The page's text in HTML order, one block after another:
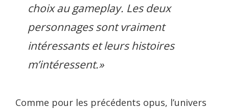
choix au gameplay. Les deux
personnages sont vraiment
intéressants et leurs histoires
m’intéressent.»
Comme pour les précédents opus, l’univers